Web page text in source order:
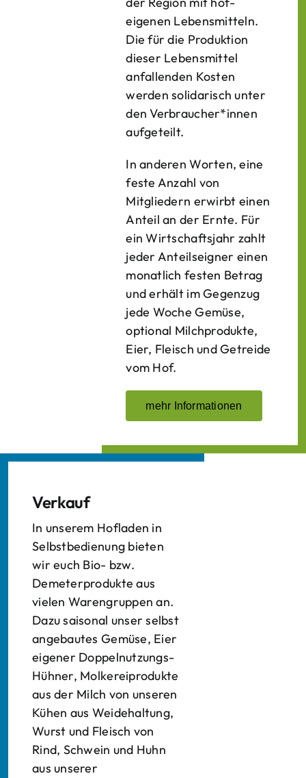
eigenen Lebens­mitteln.
Die für die Produktion
dieser Lebens­mittel
anfallenden Kosten
werden solidarisch unter
den Verbraucher*­innen
aufgeteilt.
In anderen Worten, eine
feste Anzahl von
Mitgliedern erwirbt einen
Anteil an der Ernte. Für
ein Wirtschaftsjahr zahlt
jeder Anteilseigner einen
monatlich festen Betrag
und erhält im Gegenzug
jede Woche Gemüse,
optional Milchprodukte,
Eier, Fleisch und Getreide
vom Hof.
mehr Informationen
Verkauf
In unserem Hofladen in
Selbstbedienung bieten
wir euch Bio- bzw.
Demeterprodukte aus
vielen Warengruppen an.
Dazu saisonal unser selbst
angebautes Gemüse, Eier
eigener Doppelnutzungs-
Hühner, Molkereiprodukte
aus der Milch von unseren
Kühen aus Weidehaltung,
Wurst und Fleisch von
Rind, Schwein und Huhn
aus unserer